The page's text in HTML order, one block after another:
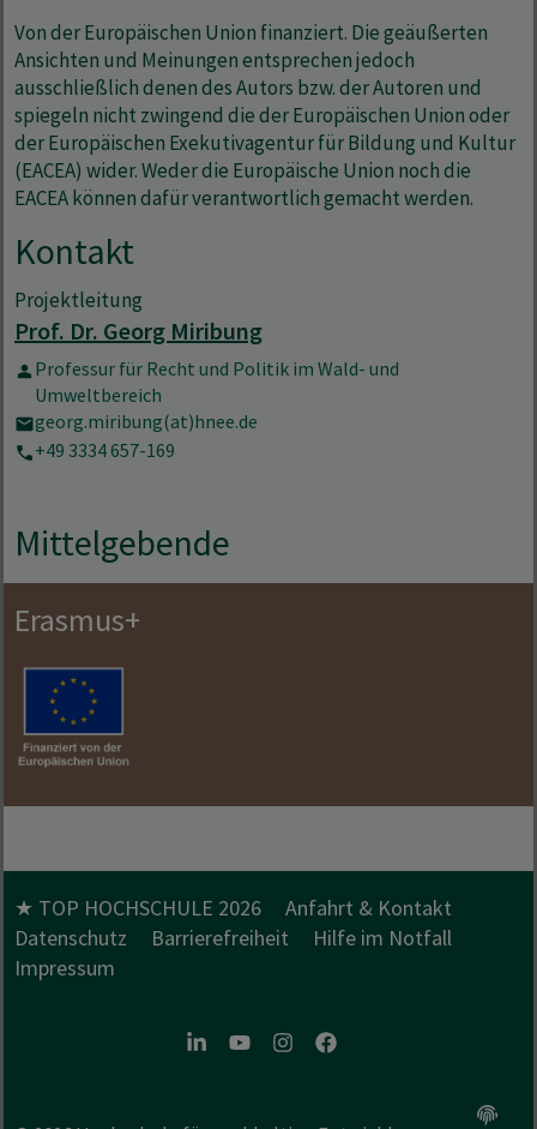
Kontakt
Projektleitung
Prof. Dr. Georg Miribung
Professur für Recht und Politik im Wald- und
Umweltbereich
georg.miribung(at)hnee.de
+49 3334 657-169
Von der Europäischen Union finanziert. Die geäußerten
Ansichten und Meinungen entsprechen jedoch
ausschließlich denen des Autors bzw. der Autoren und
spiegeln nicht zwingend die der Europäischen Union oder
der Europäischen Exekutivagentur für Bildung und Kultur
(EACEA) wider. Weder die Europäische Union noch die
EACEA können dafür verantwortlich gemacht werden.
Mittelgebende
Erasmus+
★ TOP HOCHSCHULE 2026
Anfahrt & Kontakt
Datenschutz
Barrierefreiheit
Hilfe im Notfall
Impressum
LinkedInYoutubeInstagramFacebook